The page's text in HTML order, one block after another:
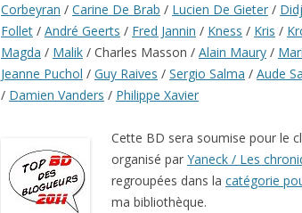
Corbeyran / Carine De Brab / Lucien De Gieter /
Follet / André Geerts / Fred Jannin / Kness / Kris /
Magda / Malik / Charles Masson / Alain Maury /
Jeanne Puchol / Guy Raives / Sergio Salma / Aude
/ Damien Vanders / Philippe Xavier
Cette BD sera soumise pour le
organisé par Yaneck / Les
regroupées dans la catégorie
ma bibliothèque.